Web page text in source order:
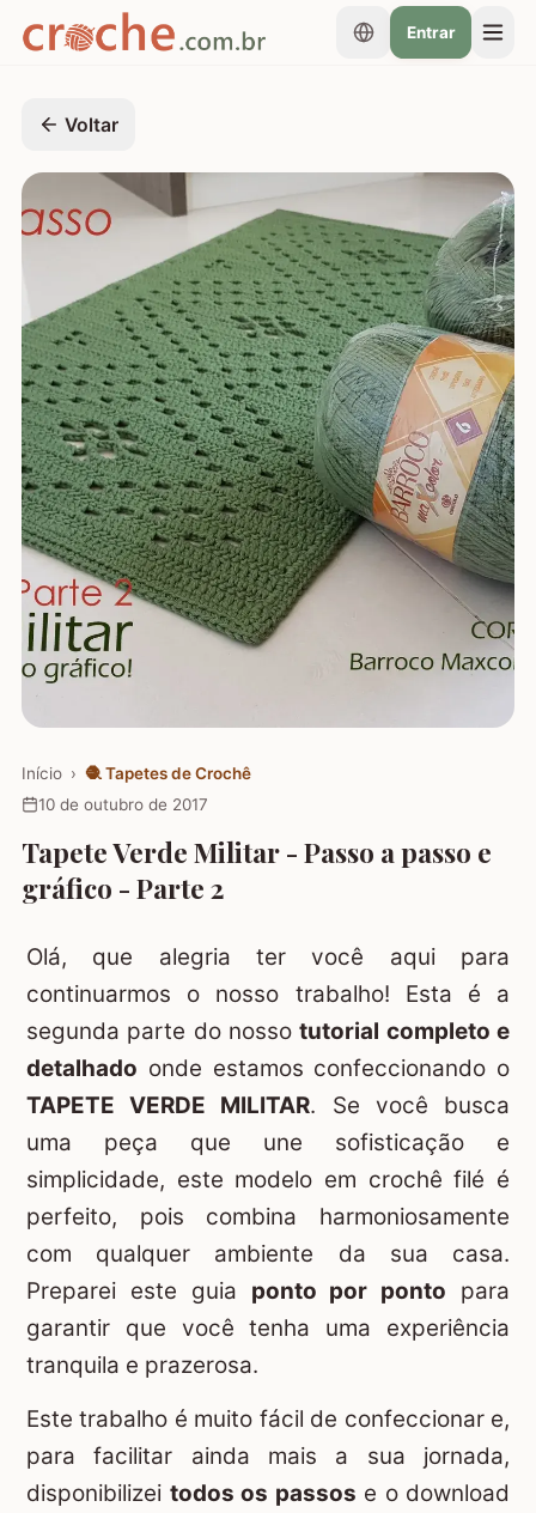
Entrar
Voltar
Início › 🧶 Tapetes de Crochê
10 de outubro de 2017
Tapete Verde Militar - Passo a passo e
gráfico - Parte 2
Olá, que alegria ter você aqui para
continuarmos o nosso trabalho! Esta é a
segunda parte do nossotutorial completo e
detalhado onde estamos confeccionando o
TAPETE VERDE MILITAR. Se você busca
uma peça que une sofisticação e
simplicidade, este modelo em crochê filé é
perfeito, pois combina harmoniosamente
com qualquer ambiente da sua casa.
Preparei este guia ponto por ponto para
garantir que você tenha uma experiência
tranquila e prazerosa.
Este trabalho é muito fácil de confeccionar e,
para facilitar ainda mais a sua jornada,
disponibilizei todos os passos e o download